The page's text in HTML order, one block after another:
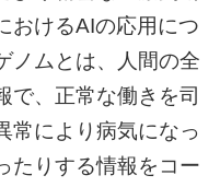
おけるAIの応用につ
ノムとは、人間の全
で、正常な働きを司
常により病気になっ
たりする情報をコー